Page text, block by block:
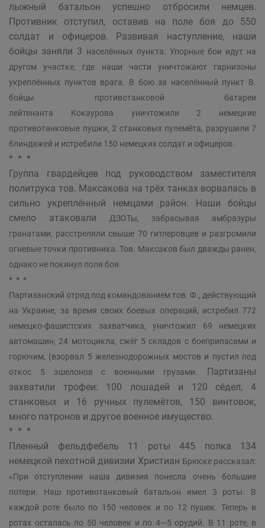
лыжный батальон успешно отбросили немцев.
Противник отступил, оставив на поле боя до 550
солдат и офицеров. Развивая наступление, наши
бойцы заняли 3 населённых пункта. Упорные бои идут на
другом участке, где наши части уничтожают гарнизоны
укреплённых пунктов врага. В бою за населённый пункт В.
бойцы противотанковой батареи
лейтенанта Кокаурова уничтожили 2 немецкие
противотанковые пушки, 2 станковых пулемёта, разрушили 7
блиндажей и истребили 150 немецких солдат и офицеров.
* * *
Группа гвардейцев под руководством заместителя
политрука тов. Максакова на трёх танках ворвалась в
сильно укреплённый немцами район. Наши бойцы
смело атаковали
ДЗОТы, забрасывая амбразуры
гранатами, расстреляли свыше 70 гитлеровцев и разгромили
огневые точки противника. Тов. Максаков был дважды ранен,
однако не покинул поля боя.
* * *
Партизанский отряд под командованием тов. Ф., действующий
на Украине, за время своих боевых операций, истребил 772
немецко-фашистских захватчика, уничтожил 69 немецких
автомашин, 24 мотоцикла, сжёг 5 складов с боеприпасами и
горючим, (взорвал 5 железнодорожных мостов и пустил под
откос 5 эшелонов с военными грузами.
Партизаны
захватили трофеи: 100 лошадей и 120 сёдел, 4
станковых и 16 ручных пулемётов, 150 винтовок,
много патронов и другое военное имущество.
* * *
Пленный фельдфебель 11 роты 445 полка 134
немецкой пехотной дивизии Христиан Брюске рассказал:
«При отступлении наша дивизия понесла очень большие
потери. Наш противотанковый батальон имел 3 роты. В
каждой роте было по 150 человек и по 12 пушек. Теперь в
ротах осталась по 50 человек и по 4—5 орудий. В 11 роте, в